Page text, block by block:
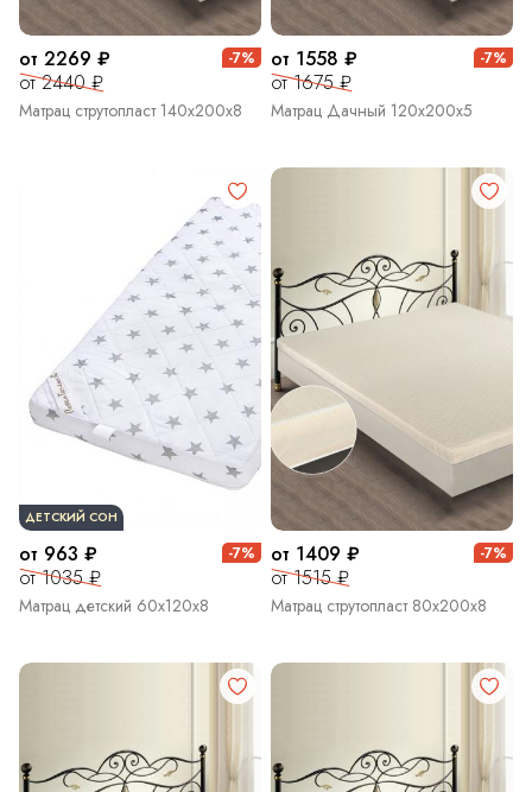
от 2269 ₽
от 2440 ₽
-7%
Матрац струтопласт 140х200х8
от 1558 ₽
от 1675 ₽
-7%
Матрац Дачный 120х200х5
ДЕТСКИЙ СОН
от 963 ₽
от 1035 ₽
-7%
Матрац детский 60х120х8
от 1409 ₽
от 1515 ₽
-7%
Матрац струтопласт 80х200х8